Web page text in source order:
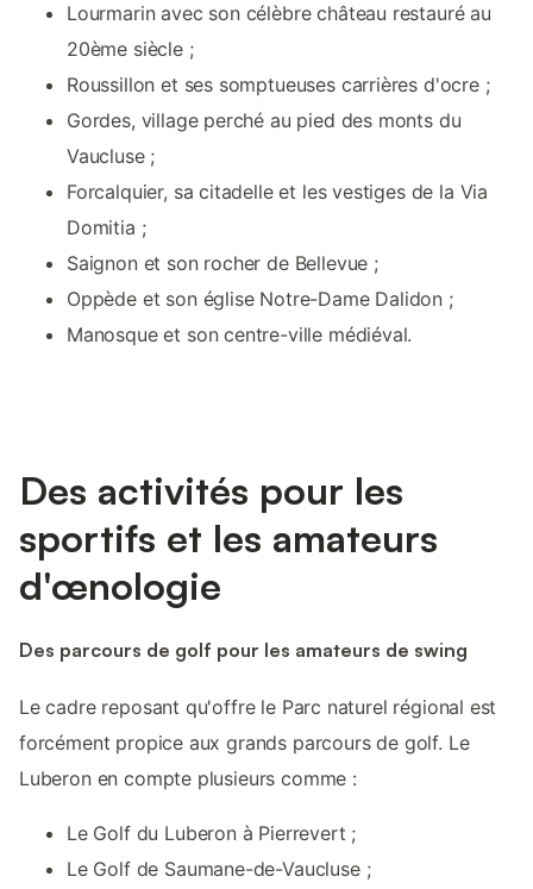
Lourmarin avec son célèbre château restauré au
20ème siècle ;
Roussillon et ses somptueuses carrières d'ocre ;
Gordes, village perché au pied des monts du
Vaucluse ;
Forcalquier, sa citadelle et les vestiges de la Via
Domitia ;
Saignon et son rocher de Bellevue ;
Oppède et son église Notre-Dame Dalidon ;
Manosque et son centre-ville médiéval.
Des activités pour les
sportifs et les amateurs
d'œnologie
Des parcours de golf pour les amateurs de swing
Le cadre reposant qu'offre le Parc naturel régional est
forcément propice aux grands parcours de golf. Le
Luberon en compte plusieurs comme :
Le Golf du Luberon à Pierrevert ;
Le Golf de Saumane-de-Vaucluse ;